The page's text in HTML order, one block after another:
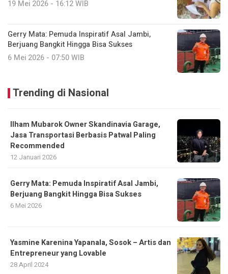
19 Mei 2026 - 16:12 WIB
Gerry Mata: Pemuda Inspiratif Asal Jambi,
Berjuang Bangkit Hingga Bisa Sukses
6 Mei 2026 - 07:50 WIB
Trending di Nasional
Ilham Mubarok Owner Skandinavia Garage,
Jasa Transportasi Berbasis Patwal Paling
Recommended
12 Januari 2026
Gerry Mata: Pemuda Inspiratif Asal Jambi,
Berjuang Bangkit Hingga Bisa Sukses
6 Mei 2026
Yasmine Karenina Yapanala, Sosok – Artis dan
Entrepreneur yang Lovable
28 April 2024